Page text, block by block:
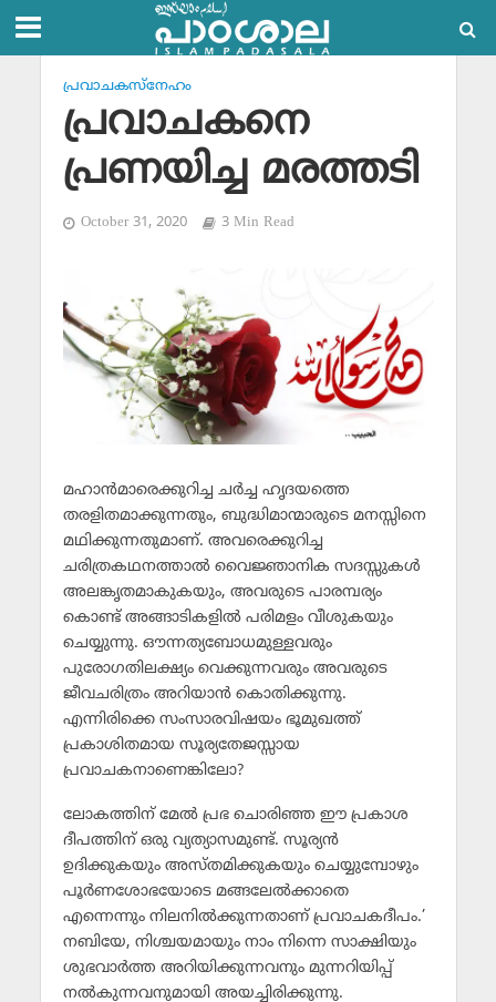
പ്രവാചകസ്‌നേഹം
പ്രവാചകനെ
പ്രണയിച്ച മരത്തടി
October 31, 2020 3 Min Read
മഹാന്‍മാരെക്കുറിച്ച ചര്‍ച്ച ഹൃദയത്തെ
തരളിതമാക്കുന്നതും, ബുദ്ധിമാന്മാരുടെ മനസ്സിനെ
മഥിക്കുന്നതുമാണ്. അവരെക്കുറിച്ച
ചരിത്രകഥനത്താല്‍ വൈജ്ഞാനിക സദസ്സുകള്‍
അലങ്കൃതമാകുകയും, അവരുടെ പാരമ്പര്യം
കൊണ്ട് അങ്ങാടികളില്‍ പരിമളം വീശുകയും
ചെയ്യുന്നു. ഔന്നത്യബോധമുള്ളവരും
പുരോഗതിലക്ഷ്യം വെക്കുന്നവരും അവരുടെ
ജീവചരിത്രം അറിയാന്‍ കൊതിക്കുന്നു.
എന്നിരിക്കെ സംസാരവിഷയം ഭൂമുഖത്ത്
പ്രകാശിതമായ സൂര്യതേജസ്സായ
പ്രവാചകനാണെങ്കിലോ?
ലോകത്തിന് മേല്‍ പ്രഭ ചൊരിഞ്ഞ ഈ പ്രകാശ
ദീപത്തിന് ഒരു വ്യത്യാസമുണ്ട്. സൂര്യന്‍
ഉദിക്കുകയും അസ്തമിക്കുകയും ചെയ്യുമ്പോഴും
പൂര്‍ണശോഭയോടെ മങ്ങലേല്‍ക്കാതെ
എന്നെന്നും നിലനില്‍ക്കുന്നതാണ് പ്രവാചകദീപം.’
നബിയേ, നിശ്ചയമായും നാം നിന്നെ സാക്ഷിയും
ശുഭവാര്‍ത്ത അറിയിക്കുന്നവനും മുന്നറിയിപ്പ്
നല്‍കുന്നവനുമായി അയച്ചിരിക്കുന്നു.